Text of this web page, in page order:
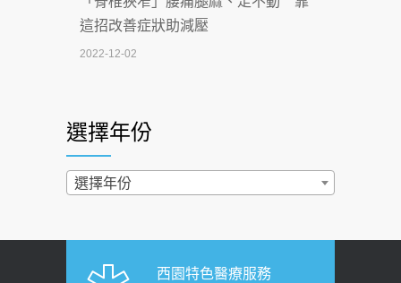
2026-07-02
4連霸議員黃秋澤癌逝！食道癌為何奪命
西園醫院55周年 7／10捐血公益活動 邀
民眾熱血響應
2026-06-30
這招改善症狀助減壓
2022-12-02
2022-02-17
過量維生素D和鈣恐罹癌? 醫師釋
「落枕」不要大力按脖子！ 1招「伸
選擇年份
選擇年份
西園特色醫療服務